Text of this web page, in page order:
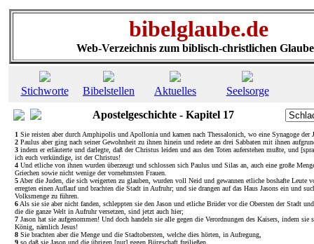
bibelglaube.de
Web-Verzeichnis zum biblisch-christlichen
Stichworte Bibelstellen Aktuelles
Seelsorge
Apostelgeschichte - Kapitel 17
1 Sie reisten aber durch Amphipolis und Apollonia und kamen nach Thessalonich, wo eine Synagoge der
2 Paulus aber ging nach seiner Gewohnheit zu ihnen hinein und redete an drei Sabbaten mit ihnen
3 indem er erläuterte und darlegte, daß der Christus leiden und aus den Toten auferstehen mußte, und
ich euch verkündige, ist der Christus!
4 Und etliche von ihnen wurden überzeugt und schlossen sich Paulus und Silas an, auch eine große
Griechen sowie nicht wenige der vornehmsten Frauen.
5 Aber die Juden, die sich weigerten zu glauben, wurden voll Neid und gewannen etliche boshafte Leute
erregten einen Auflauf und brachten die Stadt in Aufruhr; und sie drangen auf das Haus Jasons ein und
Volksmenge zu führen.
6 Als sie sie aber nicht fanden, schleppten sie den Jason und etliche Brüder vor die Obersten der Stadt
die die ganze Welt in Aufruhr versetzen, sind jetzt auch hier;
7 Jason hat sie aufgenommen! Und doch handeln sie alle gegen die Verordnungen des Kaisers, indem sie
König, nämlich Jesus!
8 Sie brachten aber die Menge und die Stadtobersten, welche dies hörten, in Aufregung,
9 so daß sie Jason und die übrigen [nur] gegen Bürgschaft freiließen.